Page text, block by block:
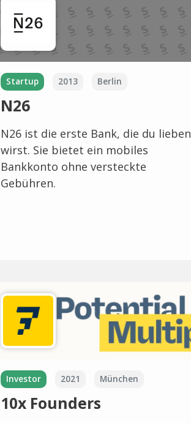
Startup 2013 Berlin
N26
N26 ist die erste Bank, die du lieben
wirst. Sie bietet ein mobiles
Bankkonto ohne versteckte
Gebühren.
Investor 2021 München
10x Founders